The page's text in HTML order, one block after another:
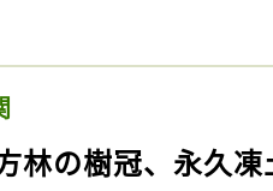
林の樹冠、永久